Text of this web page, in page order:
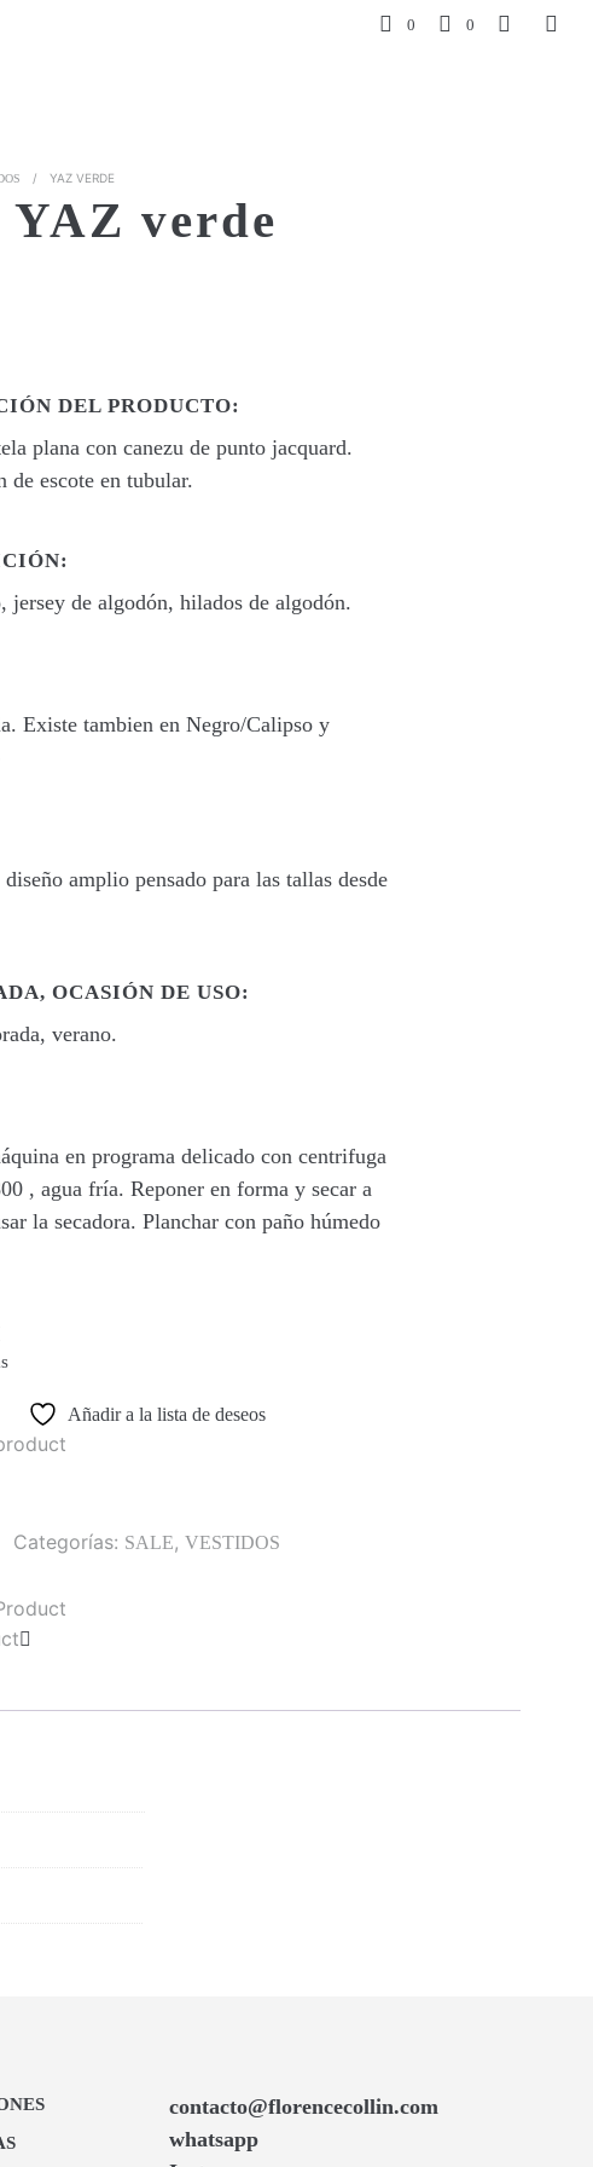
0 0
/ YAZ VERDE
YAZ verde
DEL PRODUCTO:
plana con canezu de punto jacquard.
de escote en tubular.
jersey de algodón, hilados de algodón.
Existe tambien en Negro/Calipso y
amplio pensado para las tallas desde
OCASIÓN DE USO:
verano.
en programa delicado con centrifuga
, agua fría. Reponer en forma y secar a
la secadora. Planchar con paño húmedo
Añadir a la lista de deseos
Categorías: SALE, VESTIDOS
contacto@florencecollin.com
whatsapp